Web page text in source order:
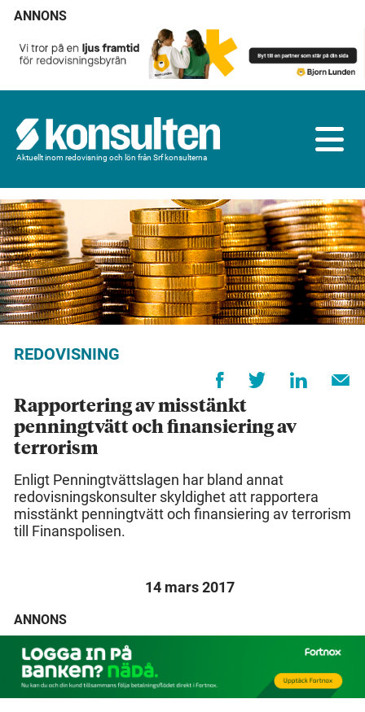
ANNONS
Aktuellt inom redovisning och lön från Srf konsulterna
REDOVISNING
Rapportering av misstänkt
penningtvätt och finansiering av
terrorism
Enligt Penningtvättslagen har bland annat
redovisningskonsulter skyldighet att rapportera
misstänkt penningtvätt och finansiering av terrorism
till Finanspolisen.
14 mars 2017
ANNONS